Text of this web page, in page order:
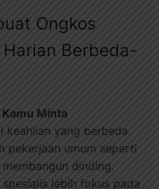
Ongkos
Berbeda-
Minta
keahlian yang berbeda.
pekerjaan umum seperti
dinding.
lebih fokus pada